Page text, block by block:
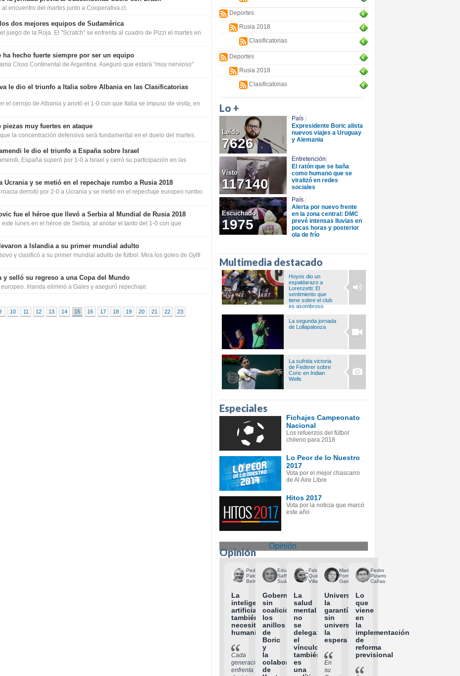
encuentro del martes junto a Cooperativa.cl.
dos mejores equipos de Sudamérica
juego de la Roja. El "Scratch" se enfrenta al cuadro de Pizzi el martes en
ha hecho fuerte siempre por ser un equipo
Closs Continental de Argentina. Aseguró que estará "muy nervioso"
le dio el triunfo a Italia sobre Albania en las Clasificatorias
el cerrojo de Albania y anotó el 1-0 con que Italia se impuso de visita, en
muy fuertes en ataque
la concentración defensiva será fundamental en el duelo del martes.
le dio el triunfo a España sobre Israel
España superó por 1-0 a Israel y cerró su participación en las
Ucrania y se metió en el repechaje rumbo a Rusia 2018
derrotó por 2-0 a Ucrania y se metió en el repechaje europeo rumbo
fue el héroe que llevó a Serbia al Mundial de Rusia 2018
lunes en el héroe de Serbia, al anotar el tanto del 1-0 con que
a Islandia a su primer mundial adulto
y clasificó a su primer mundial adulto de fútbol. Mira los goles de Gylfi
y selló su regreso a una Copa del Mundo
Irlanda eliminó a Gales y aseguró repechaje.
10 11 12 13 14 15 16 17 18 19 20 21 22 23
Deportes
Rusia 2018
Clasificatorias
Deportes
Rusia 2018
Clasificatorias
Lo +
Leído
7626
País
Expresidente Boric alista
nuevos viajes a Uruguay
y Alemania
Visto
117140
Entretención
El ratón que se baña
como humano que se
viralizó en redes
sociales
Escuchado
1975
País
Alerta por nuevo frente
en la zona central: DMC
prevé intensas lluvias en
pocas horas y posterior
ola de frío
Multimedia destacado
Hoyos dio un
espaldarazo a
Lorenzetti: El
sentimiento que
tiene sobre el club
es asombroso
La segunda jornada
de Lollapalooza
La sufrida victoria
de Federer sobre
Coric en Indian
Wells
Especiales
Fichajes Campeonato
Nacional
Los refuerzos del fútbol
chileno para 2018
Lo Peor de lo Nuestro
2017
Vota por el mejor chascarro
de Al Aire Libre
Hitos 2017
Vota por la noticia que marcó
este año
Opinión
Opinión
Pedro
Palominos
Belmar
La
inteligencia
artificial
también
necesita
humanidades
Cada
generación
enfrenta
Eduardo
Saffirio
Suárez
Gobernar
sin
coalición:
los
anillos
de
Boric
y
la
colaboración
de
Fabiola
Quiroga
Villagra
La
salud
mental
no
se
delega:
el
vínculo
también
es
una
Mariela
Formas
García
Universalizar
la
garantía
sin
universalizar
la
espera
En
su
Pedro
Pizarro
Cañas
Lo
que
viene
en
la
implementación
de
reforma
previsional